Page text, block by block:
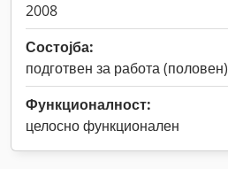
2008
Состојба:
подготвен за работа (половен)
Функционалност:
целосно функционален